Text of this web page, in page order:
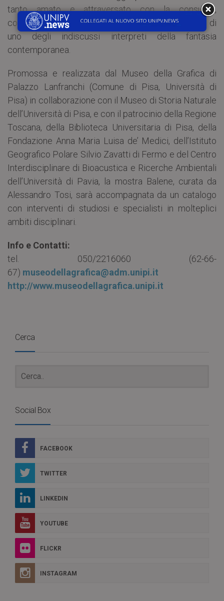
tanto amato e attraversato con la consueta,
coltissima levità che caratterizza la cifra e il segno di
uno degli indiscussi interpreti della fantasia
contemporanea.
Promossa e realizzata dal Museo della Grafica di
Palazzo Lanfranchi (Comune di Pisa, Università di
Pisa) in collaborazione con il Museo di Storia Naturale
dell’Università di Pisa, e con il patrocinio della Regione
Toscana, della Biblioteca Universitaria di Pisa, della
Fondazione Anna Maria Luisa de’ Medici, dell’Istituto
Geografico Polare Silvio Zavatti di Fermo e del Centro
Interdisciplinare di Bioacustica e Ricerche Ambientali
dell’Università di Pavia, la mostra Balene, curata da
Alessandro Tosi, sarà accompagnata da un catalogo
con interventi di studiosi e specialisti in molteplici
ambiti disciplinari.
Info e Contatti:
tel. 050/2216060 (62-66-
67) museodellagrafica@adm.unipi.it
http://www.museodellagrafica.unipi.it
Cerca
Social Box
FACEBOOK
TWITTER
LINKEDIN
YOUTUBE
FLICKR
INSTAGRAM